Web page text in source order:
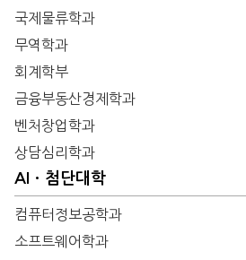
국제물류학과
무역학과
회계학부
금융부동산경제학과
벤처창업학과
상담심리학과
AIㆍ첨단대학
컴퓨터정보공학과
소프트웨어학과